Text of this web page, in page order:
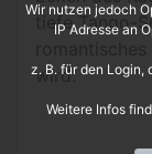
tiefe Tango-
wird.
Wir nutzen jedoch
IP Adresse an
z. B. für den Login,
Weitere Infos